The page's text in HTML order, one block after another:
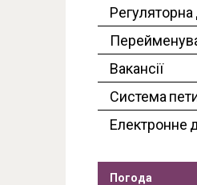
Регуляторна
Вакансії
Система
Електронне
Погода